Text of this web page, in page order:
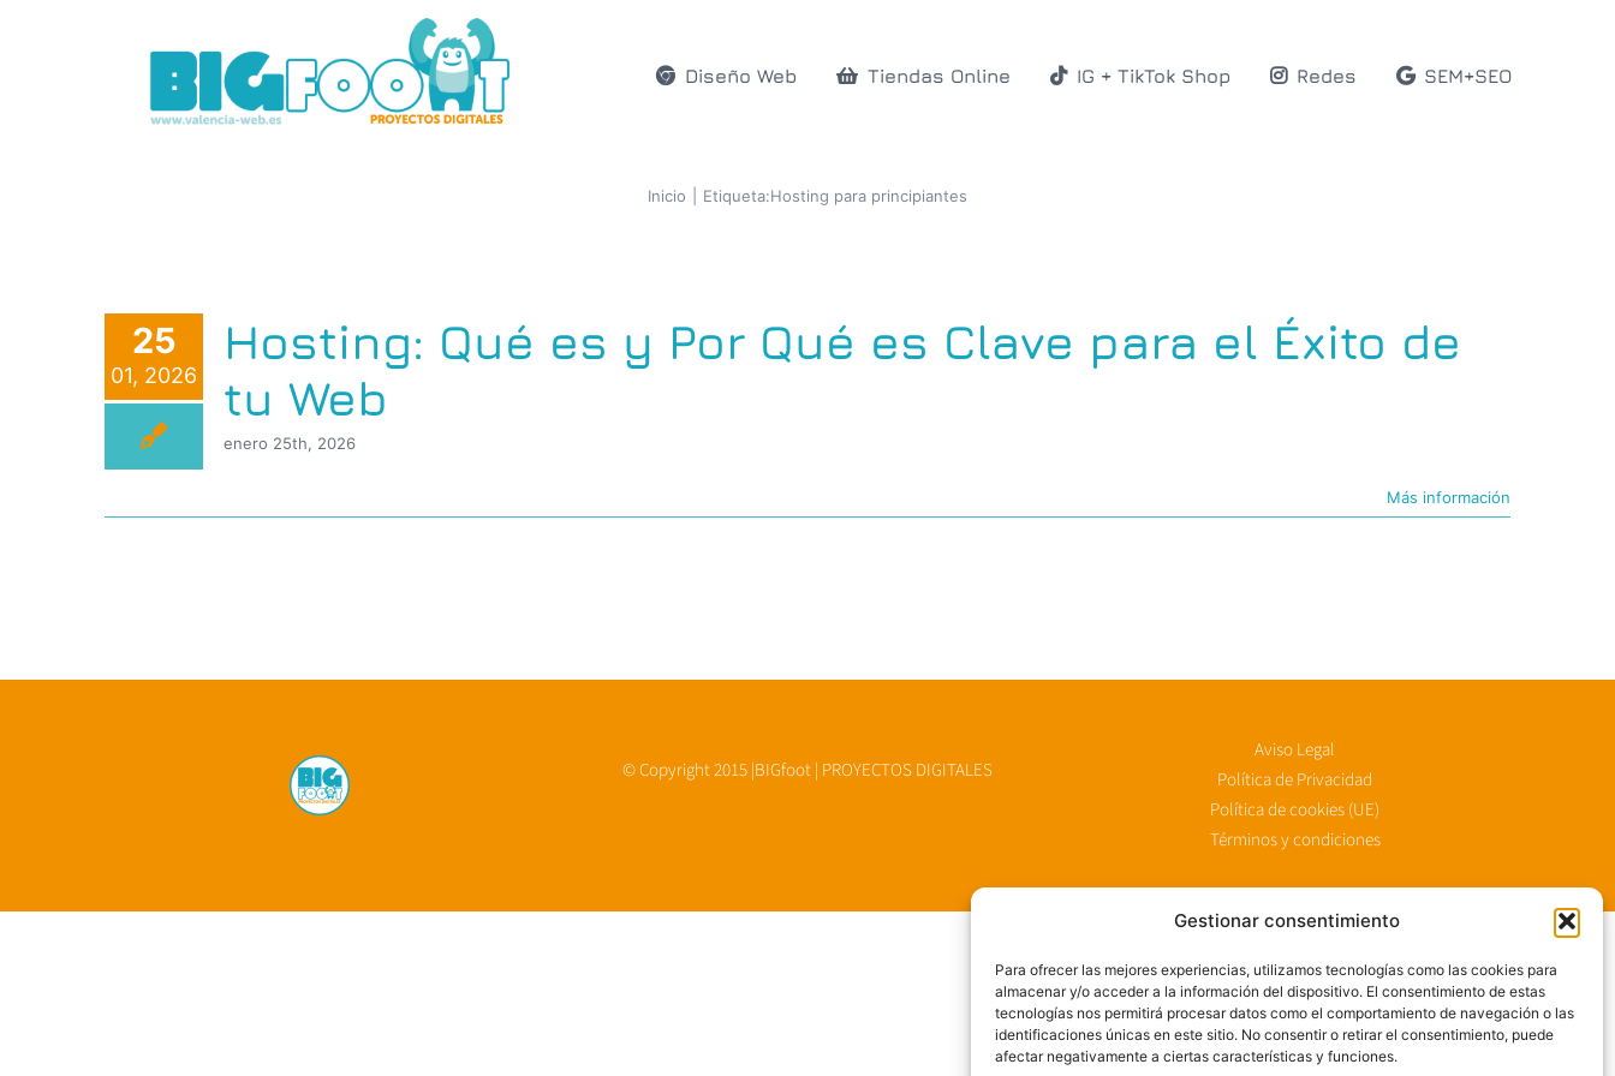
Gestionar consentimiento
Para ofrecer las mejores experiencias, utilizamos tecnologías como las cookies para
almacenar y/o acceder a la información del dispositivo. El consentimiento de estas
tecnologías nos permitirá procesar datos como el comportamiento de navegación o las
identificaciones únicas en este sitio. No consentir o retirar el consentimiento, puede
afectar negativamente a ciertas características y funciones.
Diseño Web Tiendas Online IG + TikTok Shop Redes SEM+SEO
Inicio Etiqueta:Hosting para principiantes
25
01, 2026
Hosting: Qué es y Por Qué es Clave para el Éxito de
tu Web
enero 25th, 2026
Más información
© Copyright 2015 |BIGfoot | PROYECTOS DIGITALES
Aviso Legal
Política de Privacidad
Política de cookies (UE)
Términos y condiciones